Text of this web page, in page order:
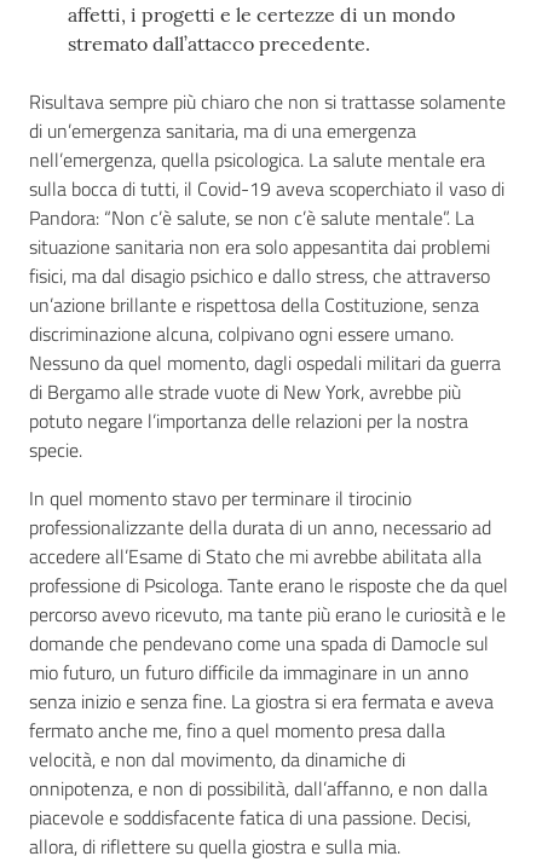
Bandi
Seguici
su
affetti, i progetti e le certezze di un mondo
stremato dall’attacco precedente.
Risultava sempre più chiaro che non si trattasse solamente
di un’emergenza sanitaria, ma di una emergenza
nell’emergenza, quella psicologica. La salute mentale era
sulla bocca di tutti, il Covid-19 aveva scoperchiato il vaso di
Pandora: “Non c’è salute, se non c’è salute mentale”. La
situazione sanitaria non era solo appesantita dai problemi
fisici, ma dal disagio psichico e dallo stress, che attraverso
un’azione brillante e rispettosa della Costituzione, senza
discriminazione alcuna, colpivano ogni essere umano.
Nessuno da quel momento, dagli ospedali militari da guerra
di Bergamo alle strade vuote di New York, avrebbe più
potuto negare l’importanza delle relazioni per la nostra
specie.
In quel momento stavo per terminare il tirocinio
professionalizzante della durata di un anno, necessario ad
accedere all’Esame di Stato che mi avrebbe abilitata alla
professione di Psicologa. Tante erano le risposte che da quel
percorso avevo ricevuto, ma tante più erano le curiosità e le
domande che pendevano come una spada di Damocle sul
mio futuro, un futuro difficile da immaginare in un anno
senza inizio e senza fine. La giostra si era fermata e aveva
fermato anche me, fino a quel momento presa dalla
velocità, e non dal movimento, da dinamiche di
onnipotenza, e non di possibilità, dall’affanno, e non dalla
piacevole e soddisfacente fatica di una passione. Decisi,
allora, di riflettere su quella giostra e sulla mia.